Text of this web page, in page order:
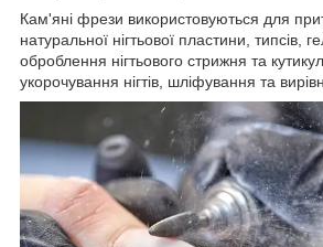
Кам'яні фрези використовуються для
натуральної нігтьової пластини, типсів,
оброблення нігтьового стрижня та
укорочування нігтів, шліфування та